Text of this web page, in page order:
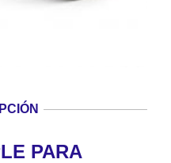
PARA